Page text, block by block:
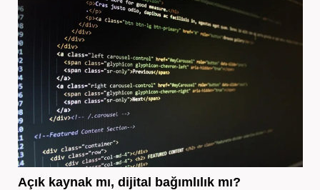
Açık kaynak mı, dijital bağımlılık mı?